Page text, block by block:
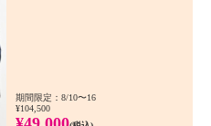
期間限定：8/10〜16
¥104,500